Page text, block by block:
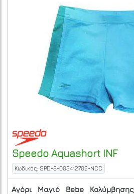
Speedo Aquashort INF
Κωδικός: SPD-8-003412702-NCC
Αγόρι Μαγιό Bebe Κολύμβησης